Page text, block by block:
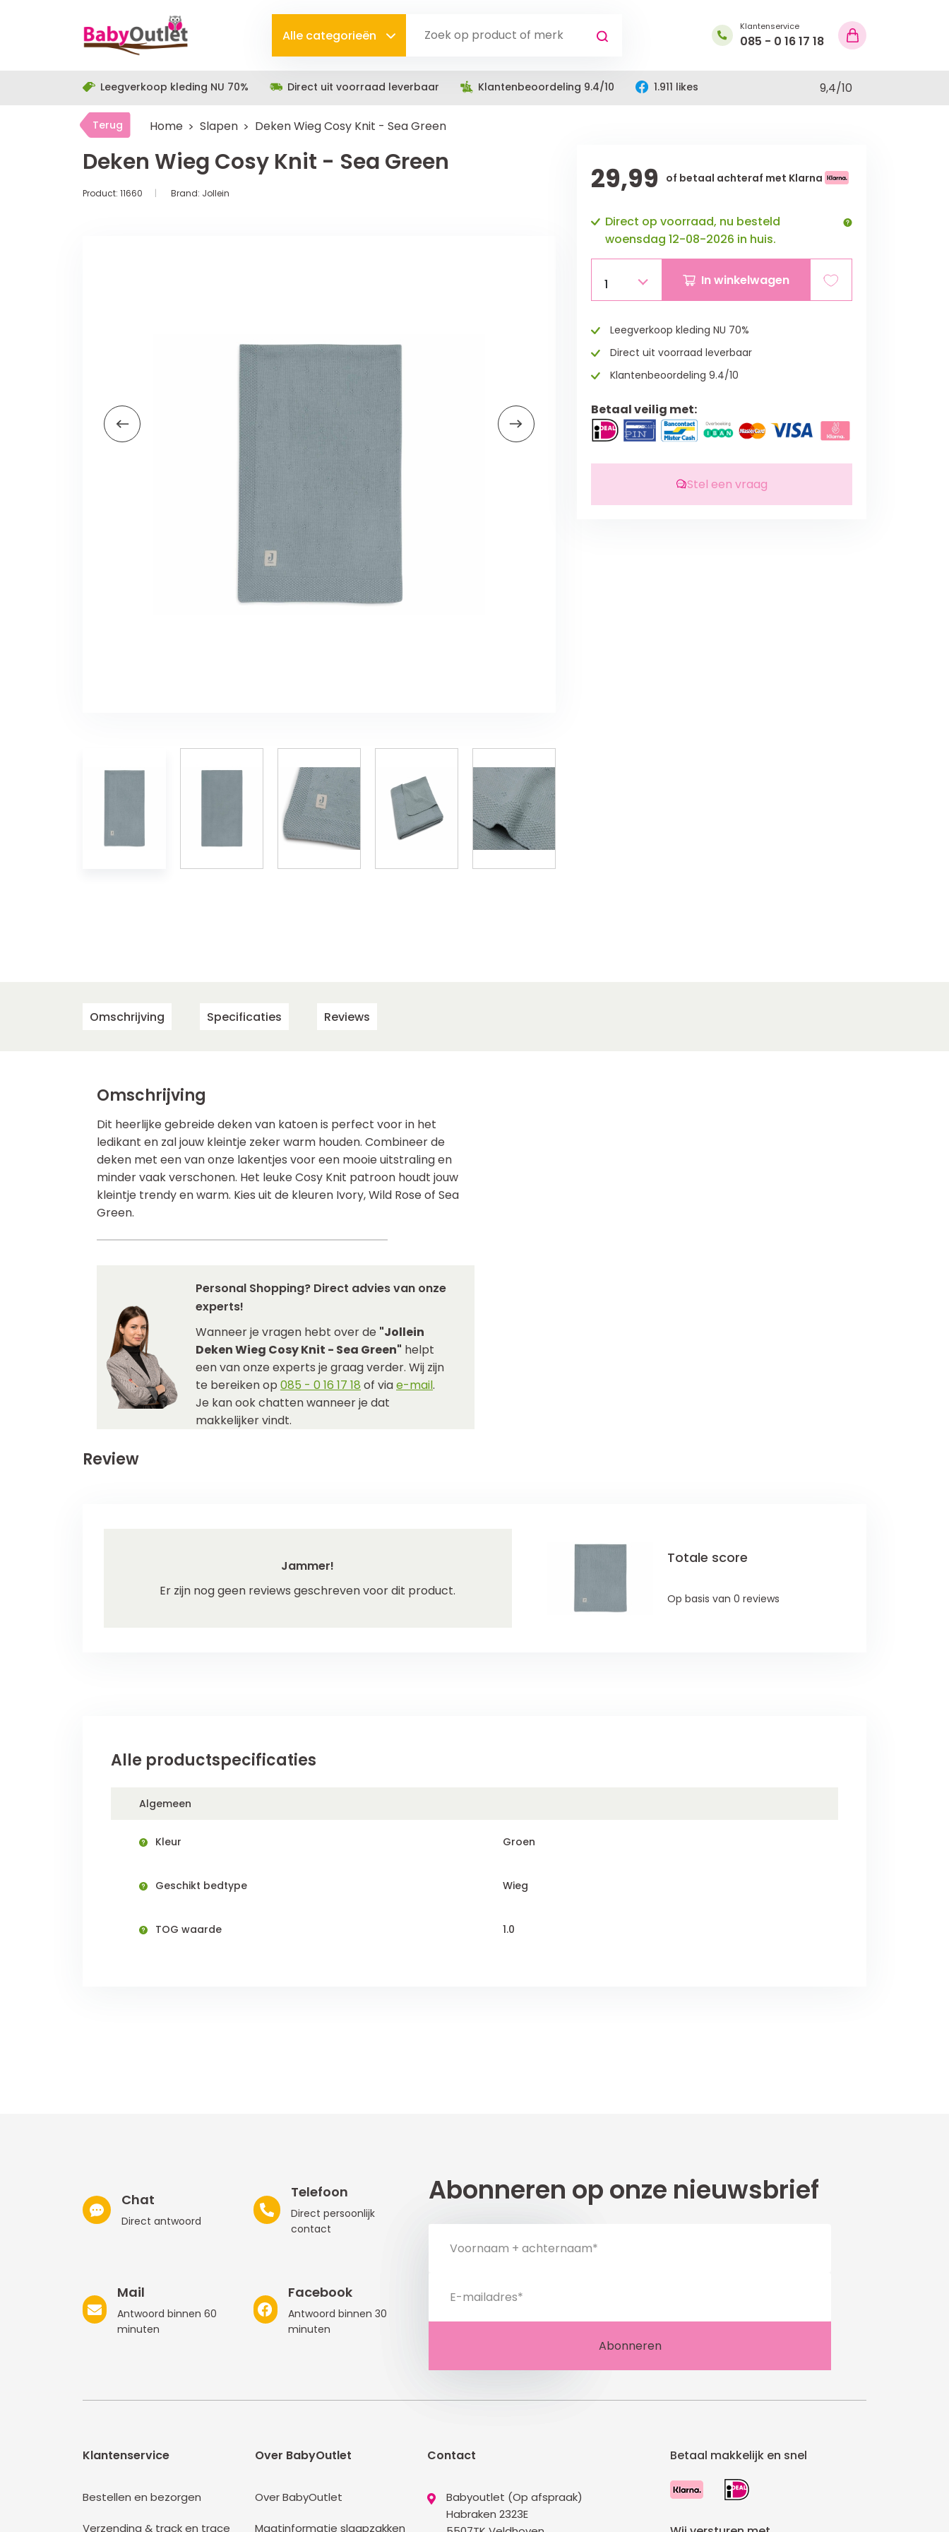
Alle categorieën
Klantenservice
085 - 0 16 17 18
Leegverkoop kleding NU 70% Direct uit voorraad leverbaar Klantenbeoordeling 9.4/10 1.911 likes 9,4/10
Terug Home Slapen Deken Wieg Cosy Knit - Sea Green
Deken Wieg Cosy Knit - Sea Green
Product: 11660 Brand: Jollein 29,99 of betaal achteraf met Klarna
Direct op voorraad, nu besteld
woensdag 12-08-2026 in huis.
1 In winkelwagen
Leegverkoop kleding NU 70%
Direct uit voorraad leverbaar
Klantenbeoordeling 9.4/10
Betaal veilig met:
Stel een vraag
Omschrijving Specificaties Reviews
Omschrijving
Dit heerlijke gebreide deken van katoen is perfect voor in het
ledikant en zal jouw kleintje zeker warm houden. Combineer de
deken met een van onze lakentjes voor een mooie uitstraling en
minder vaak verschonen. Het leuke Cosy Knit patroon houdt jouw
kleintje trendy en warm. Kies uit de kleuren Ivory, Wild Rose of Sea
Green.
Personal Shopping? Direct advies van onze
experts!
Wanneer je vragen hebt over de "Jollein
Deken Wieg Cosy Knit - Sea Green" helpt
een van onze experts je graag verder. Wij zijn
te bereiken op 085 - 0 16 17 18 of viae-mail.
Je kan ook chatten wanneer je dat
makkelijker vindt.
Review
Jammer!
Er zijn nog geen reviews geschreven voor dit product.
Totale score
Op basis van 0 reviews
Alle productspecificaties
Algemeen
Kleur Groen
Geschikt bedtype Wieg
TOG waarde 1.0
Chat
Direct antwoord
Telefoon
Direct persoonlijk
contact
Mail
Antwoord binnen 60
minuten
Facebook
Antwoord binnen 30
minuten
Abonneren op onze nieuwsbrief
Klantenservice
Bestellen en bezorgen
Verzending & track en trace
Over BabyOutlet
Over BabyOutlet
Maatinformatie slaapzakken
Contact
Babyoutlet (Op afspraak)
Habraken 2323E
Betaal makkelijk en snel